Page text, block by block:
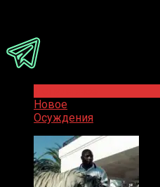
Новое
Осуждения